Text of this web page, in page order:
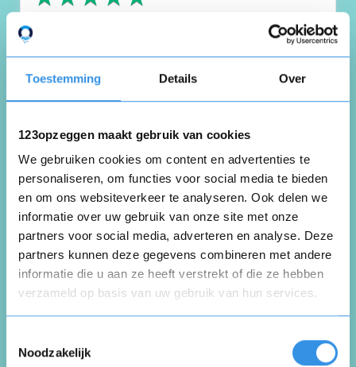
Toestemming Details Over
123opzeggen maakt gebruik van cookies
We gebruiken cookies om content en advertenties te
personaliseren, om functies voor social media te bieden
en om ons websiteverkeer te analyseren. Ook delen we
informatie over uw gebruik van onze site met onze
partners voor social media, adverteren en analyse. Deze
partners kunnen deze gegevens combineren met andere
informatie die u aan ze heeft verstrekt of die ze hebben
verzameld op basis van uw gebruik van hun services.
Noodzakelijk
0
Nuttig
(0 like)
A.
Monnickendam
4 juli 2025
Opzeggen hartstichting
Nuttig Deel
Sonja Veldhoff